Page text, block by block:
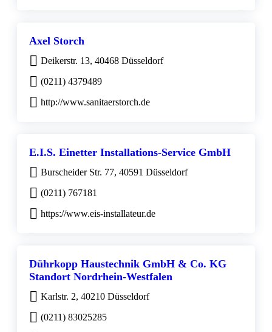
Axel Storch
Deikerstr. 13, 40468 Düsseldorf
(0211) 4379489
http://www.sanitaerstorch.de
E.I.S. Einetter Installations-Service GmbH
Burscheider Str. 77, 40591 Düsseldorf
(0211) 767181
https://www.eis-installateur.de
Dührkopp Haustechnik GmbH & Co. KG
Standort Nordrhein-Westfalen
Karlstr. 2, 40210 Düsseldorf
(0211) 83025285